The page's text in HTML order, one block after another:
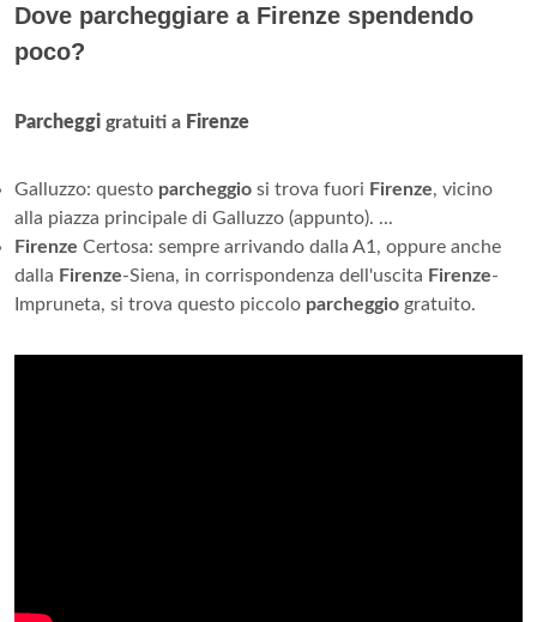
Dove parcheggiare a Firenze spendendo
poco?
Parcheggi gratuiti a Firenze
Galluzzo: questo parcheggio si trova fuori Firenze, vicino
alla piazza principale di Galluzzo (appunto). ...
Firenze Certosa: sempre arrivando dalla A1, oppure anche
dalla Firenze-Siena, in corrispondenza dell'uscita Firenze-
Impruneta, si trova questo piccolo parcheggio gratuito.